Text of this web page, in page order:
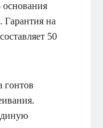
основания
Гарантия на
50
гонтов